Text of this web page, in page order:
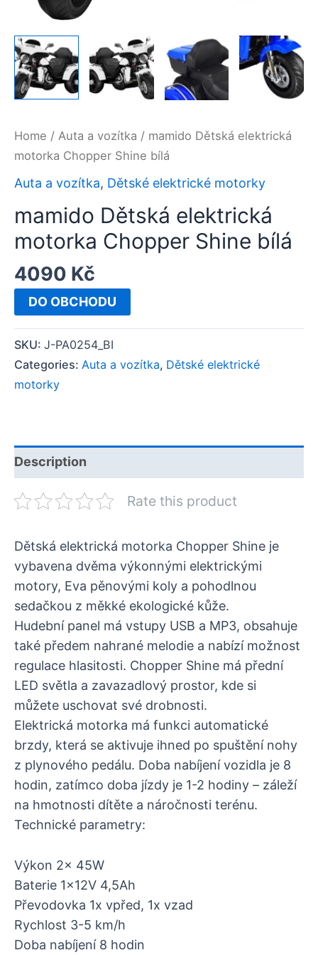
Home / Auta a vozítka / mamido Dětská elektrická
motorka Chopper Shine bílá
Auta a vozítka, Dětské elektrické motorky
mamido Dětská elektrická
motorka Chopper Shine bílá
4090 Kč
DO OBCHODU
SKU: J-PA0254_BI
Categories: Auta a vozítka, Dětské elektrické
motorky
Description
Rate this product
Dětská elektrická motorka Chopper Shine je
vybavena dvěma výkonnými elektrickými
motory, Eva pěnovými koly a pohodlnou
sedačkou z měkké ekologické kůže.
Hudební panel má vstupy USB a MP3, obsahuje
také předem nahrané melodie a nabízí možnost
regulace hlasitosti. Chopper Shine má přední
LED světla a zavazadlový prostor, kde si
můžete uschovat své drobnosti.
Elektrická motorka má funkci automatické
brzdy, která se aktivuje ihned po spuštění nohy
z plynového pedálu. Doba nabíjení vozidla je 8
hodin, zatímco doba jízdy je 1-2 hodiny – záleží
na hmotnosti dítěte a náročnosti terénu.
Technické parametry:
Výkon 2x 45W
Baterie 1x12V 4,5Ah
Převodovka 1x vpřed, 1x vzad
Rychlost 3-5 km/h
Doba nabíjení 8 hodin